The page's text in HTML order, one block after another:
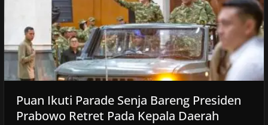
Puan Ikuti Parade Senja Bareng Presiden
Prabowo Retret Pada Kepala Daerah